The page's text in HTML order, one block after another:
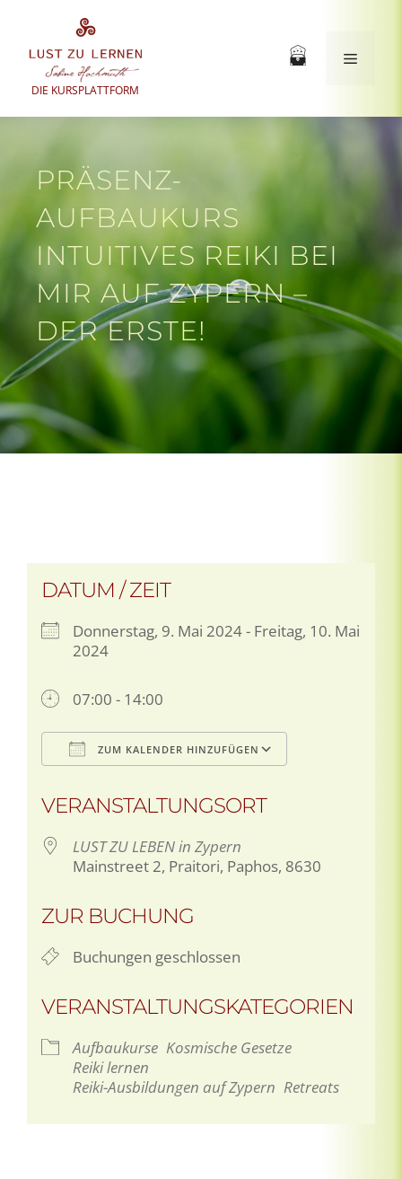
springen
DIE KURSPLATTFORM
Menü
PRÄSENZ-
AUFBAUKURS
INTUITIVES REIKI BEI
MIR AUF ZYPERN –
DER ERSTE!
DATUM / ZEIT
Donnerstag, 9. Mai 2024 - Freitag, 10. Mai
2024
07:00 - 14:00
ZUM KALENDER HINZUFÜGEN
VERANSTALTUNGSORT
LUST ZU LEBEN in Zypern
Mainstreet 2, Praitori, Paphos, 8630
ZUR BUCHUNG
Buchungen geschlossen
VERANSTALTUNGSKATEGORIEN
Aufbaukurse Kosmische Gesetze
Reiki lernen
Reiki-Ausbildungen auf Zypern Retreats